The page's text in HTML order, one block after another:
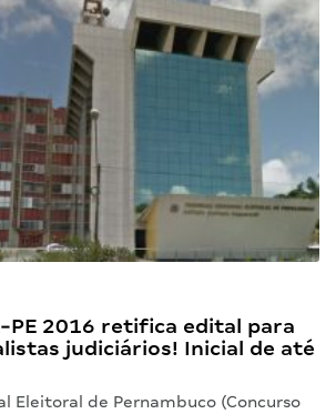
PE 2016 retifica edital para
judiciários! Inicial de até
Eleitoral de Pernambuco (Concurso